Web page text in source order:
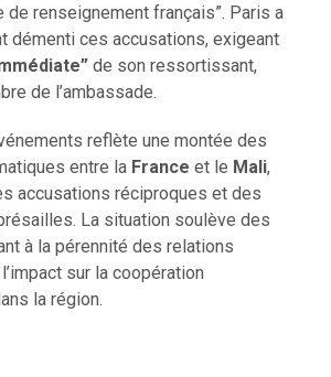
de renseignement français”. Paris a
démenti ces accusations, exigeant
de son ressortissant,
de l’ambassade.
reflète une montée des
entre la France et le Mali,
accusations réciproques et des
La situation soulève des
à la pérennité des relations
sur la coopération
la région.